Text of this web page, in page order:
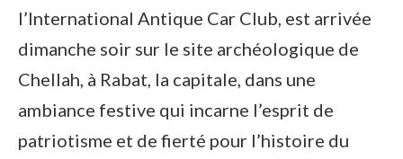
l’International Antique Car Club, est arrivée
dimanche soir sur le site archéologique de
Chellah, à Rabat, la capitale, dans une
ambiance festive qui incarne l’esprit de
patriotisme et de fierté pour l’histoire du